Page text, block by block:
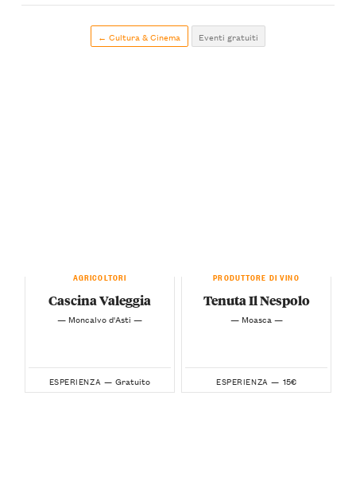
← Cultura & Cinema Eventi gratuiti
AGRICOLTORI
Cascina Valeggia
— Moncalvo d'Asti —
ESPERIENZA — Gratuito
PRODUTTORE DI VINO
Tenuta Il Nespolo
— Moasca —
ESPERIENZA — 15€